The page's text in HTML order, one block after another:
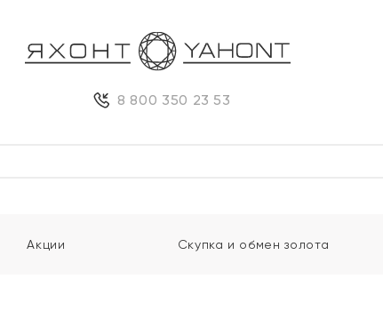
8 800 350 23 53
Акции Скупка и обмен золота